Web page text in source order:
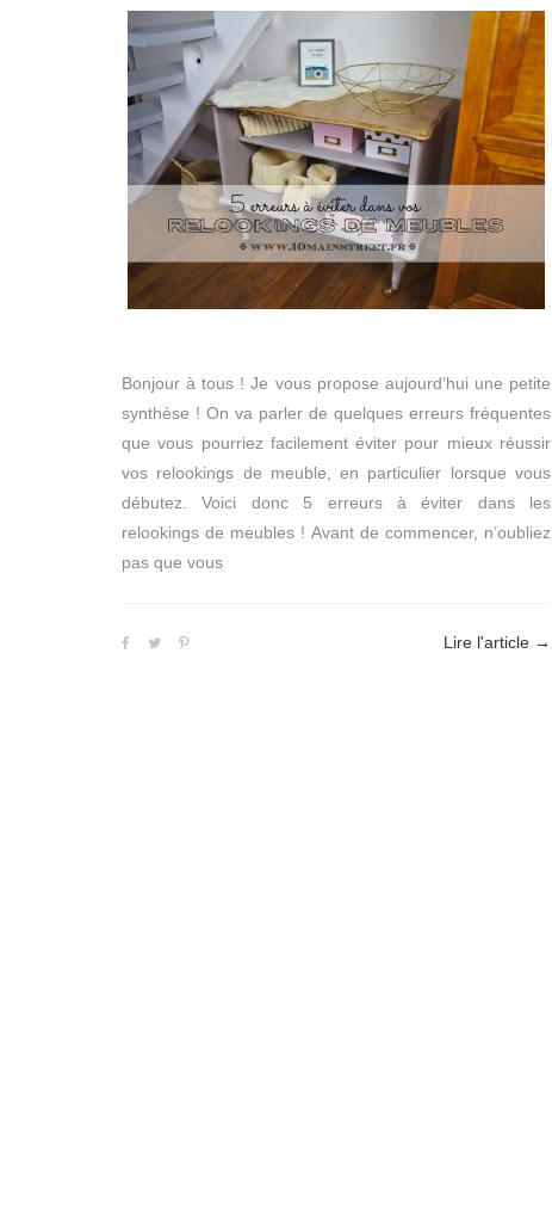
Bonjour à tous ! Je vous propose aujourd’hui une petite
synthèse ! On va parler de quelques erreurs fréquentes
que vous pourriez facilement éviter pour mieux réussir
vos relookings de meuble, en particulier lorsque vous
débutez. Voici donc 5 erreurs à éviter dans les
relookings de meubles ! Avant de commencer, n’oubliez
pas que vous
Lire l'article →